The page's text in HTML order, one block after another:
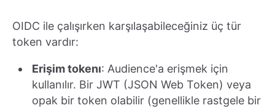
OIDC ile çalışırken karşılaşabileceğiniz üç tür
token vardır:
Erişim tokenı: Audience'a erişmek için
kullanılır. Bir JWT (JSON Web Token) veya
opak bir token olabilir (genellikle rastgele bir